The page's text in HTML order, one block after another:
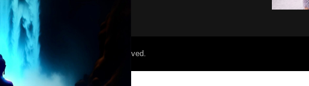
©2022 Mỏ Nam Cali. All Right Reserved.